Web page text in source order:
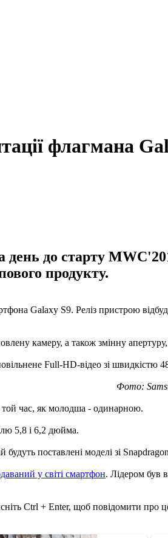
флагмана
день до старту
продукту.
Galaxy S9. Реліз пристрою
камеру, а також змінну
Full-HD-відео зі швидкістю
Фото:
час, як молодша - одинарною.
5,8 і 6,2 дюйма.
поставлені моделі зі
у світі смартфон. Лідером був
Ctrl + Enter, щоб повідомити про